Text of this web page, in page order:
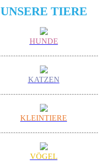
UNSERE TIERE
HUNDE
KATZEN
KLEINTIERE
VÖGEL